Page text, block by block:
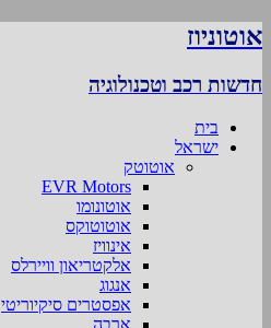
אוטוניוז
חדשות רכב וטכנולוגיה
בית
ישראל
אוטוטק
EVR Motors
אוטונומו
אוטוטוקס
אינוויז
אלקטריאון וויירלס
אנגוג
אפסטרים סיקיוריטי
ארבה